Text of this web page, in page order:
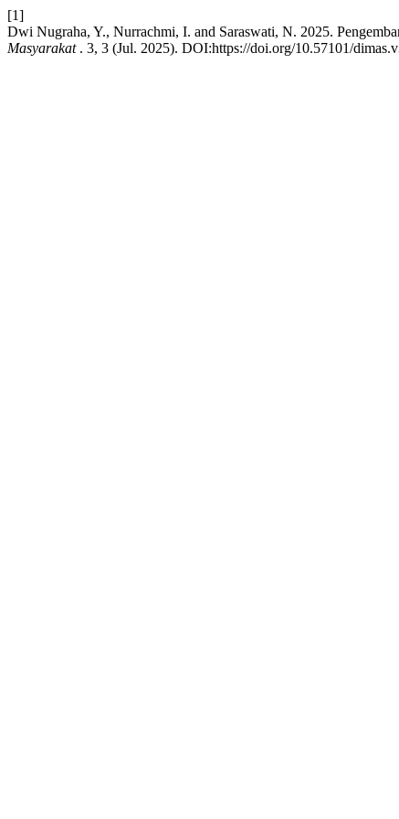
[1]
Dwi Nugraha, Y., Nurrachmi, I. and Saraswati, N. 2025.
Masyarakat . 3, 3 (Jul. 2025). DOI:https://doi.org/10.57101/